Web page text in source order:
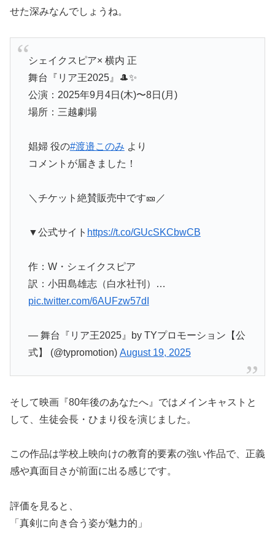
せた深みなんでしょうね。
シェイクスピア× 横内 正
舞台『リア王2025』🎩✨
公演：2025年9月4日(木)〜8日(月)
場所：三越劇場
娼婦 役の#渡邉このみ より
コメントが届きました！
＼チケット絶賛販売中です🎫／
▼公式サイト https://t.co/GUcSKCbwCB
作：W・シェイクスピア
訳：小田島雄志（白水社刊）…
pic.twitter.com/6AUFzw57dI
— 舞台『リア王2025』by TYプロモーション【公
式】 (@typromotion) August 19, 2025
そして映画『80年後のあなたへ』ではメインキャストと
して、生徒会長・ひまり役を演じました。
この作品は学校上映向けの教育的要素の強い作品で、正義
感や真面目さが前面に出る感じです。
評価を見ると、
「真剣に向き合う姿が魅力的」